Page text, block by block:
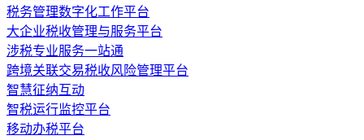
税务管理数字化工作平台
大企业税收管理与服务平台
涉税专业服务一站通
跨境关联交易税收风险管理平台
智慧征纳互动
智税运行监控平台
移动办税平台